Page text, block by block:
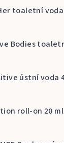
roll-on 20 ml